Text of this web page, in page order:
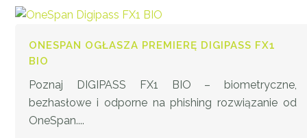
ONESPAN OGŁASZA PREMIERĘ DIGIPASS FX1
BIO
Poznaj DIGIPASS FX1 BIO – biometryczne,
bezhasłowe i odporne na phishing rozwiązanie od
OneSpan....